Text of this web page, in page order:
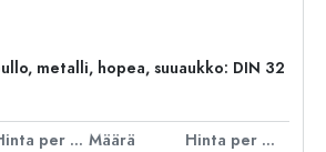
metalli, hopea, suuaukko: DIN 32
Hinta per kpl Määrä
Hinta per kpl